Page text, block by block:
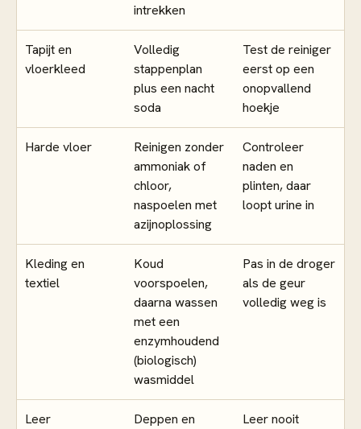
intrekken
Tapijt en
vloerkleed
Volledig
stappenplan
plus een nacht
soda
Test de reiniger
eerst op een
onopvallend
hoekje
Harde vloer
Reinigen zonder
ammoniak of
chloor,
naspoelen met
azijnoplossing
Controleer
naden en
plinten, daar
loopt urine in
Kleding en
textiel
Koud
voorspoelen,
daarna wassen
met een
enzymhoudend
(biologisch)
wasmiddel
Pas in de droger
als de geur
volledig weg is
Leer
Deppen en
Leer nooit